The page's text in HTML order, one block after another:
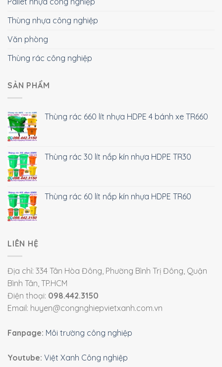
Thùng nhựa công nghiệp
Văn phòng
Thùng rác công nghiệp
SẢN PHẨM
Thùng rác 660 lít nhựa HDPE 4 bánh xe TR660
Thùng rác 30 lít nắp kín nhựa HDPE TR30
Thùng rác 60 lít nắp kín nhựa HDPE TR60
LIÊN HỆ
Địa chỉ: 334 Tân Hòa Đông, Phường Bình Trị Đông, Quận
Bình Tân, TP.HCM
Điện thoại: 098.442.3150
Email: huyen@congnghiepvietxanh.com.vn
Fanpage: Môi trường công nghiệp
Youtube: Việt Xanh Công nghiệp